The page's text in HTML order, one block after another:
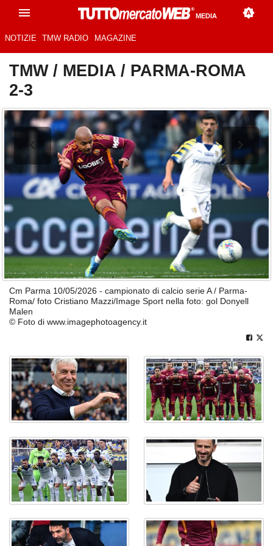
MEDIA
NOTIZIE TMW RADIO MAGAZINE
TMW/ MEDIA / PARMA-ROMA
2-3
Cm Parma 10/05/2026 - campionato di calcio serie A / Parma-
Roma/ foto Cristiano Mazzi/Image Sport nella foto: gol Donyell
Malen
© Foto di www.imagephotoagency.it